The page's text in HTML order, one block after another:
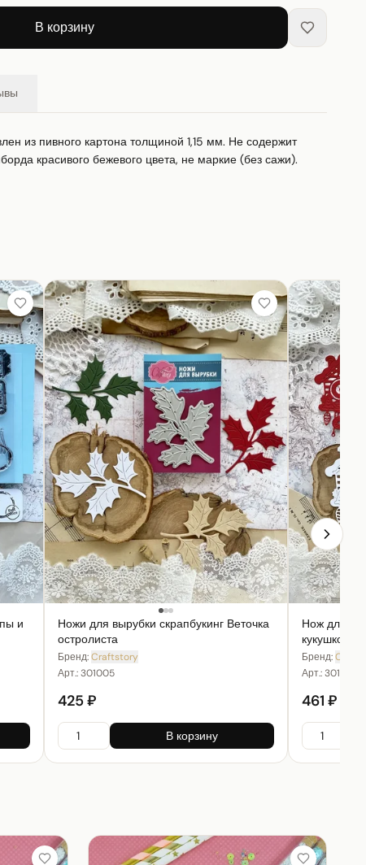
В корзину
из пивного картона толщиной 1,15 мм. Не содержит
красивого бежевого цвета, не маркие (без сажи).
и
Ножи для вырубки скрапбукинг Веточка
остролиста
Бренд:Craftstory
Арт.:301005
425 ₽
В корзину
Нож для
кукушкой
Бренд:
Арт.:301011
461 ₽